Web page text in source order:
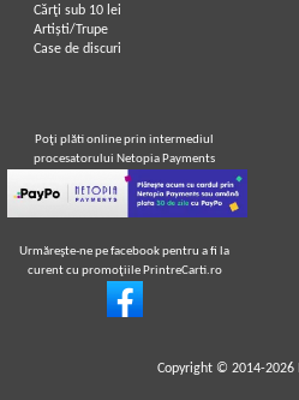
Cărţi sub 10 lei
Artiști/Trupe
Case de discuri
Poţi plăti online prin intermediul
procesatorului Netopia Payments
Urmăreşte-ne pe facebook pentru a fi la
curent cu promoţiile PrintreCarti.ro
Copyright © 2014-2026